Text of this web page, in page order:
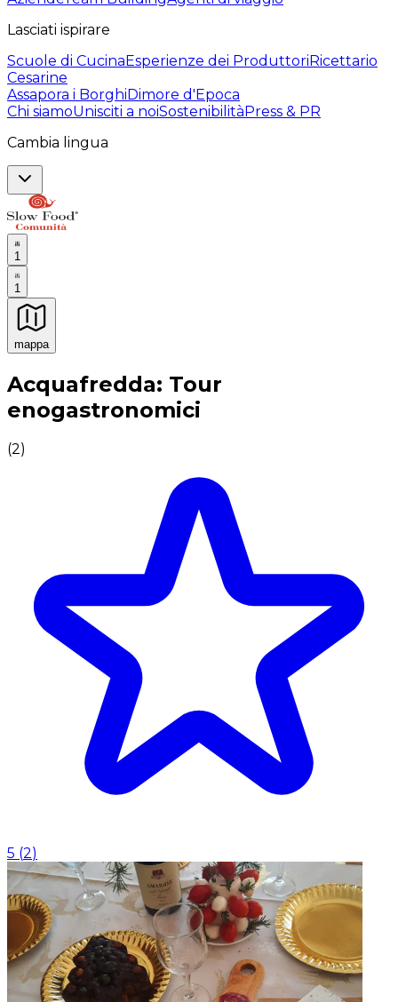
Lasciati ispirare
Scuole di CucinaEsperienze dei ProduttoriRicettario
Cesarine
Assapora i BorghiDimore d'Epoca
Chi siamoUnisciti a noiSostenibilitàPress & PR
Cambia lingua
1
1
mappa
Esperienze culinarie indimenticabili: Esperienze
Acquafredda: Tour
enogastronomici
(2)
5 (2)